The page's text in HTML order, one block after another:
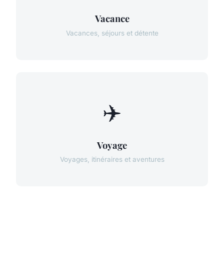
Vacance
Vacances, séjours et détente
✈️
Voyage
Voyages, itinéraires et aventures